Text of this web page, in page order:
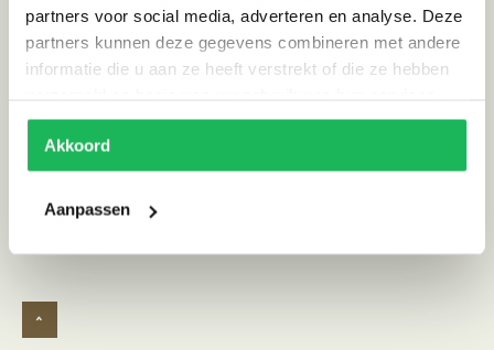
partners voor social media, adverteren en analyse. Deze
partners kunnen deze gegevens combineren met andere
informatie die u aan ze heeft verstrekt of die ze hebben
Akkoord
Aanpassen
Stijl Ibiza vibe
Land van herkomst Marokko
Alternatieve producten
^